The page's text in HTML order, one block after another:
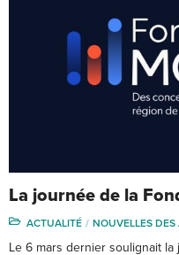
La journée de la
ACTUALITÉ NOUVELLES DES
Le 6 mars dernier soulignait